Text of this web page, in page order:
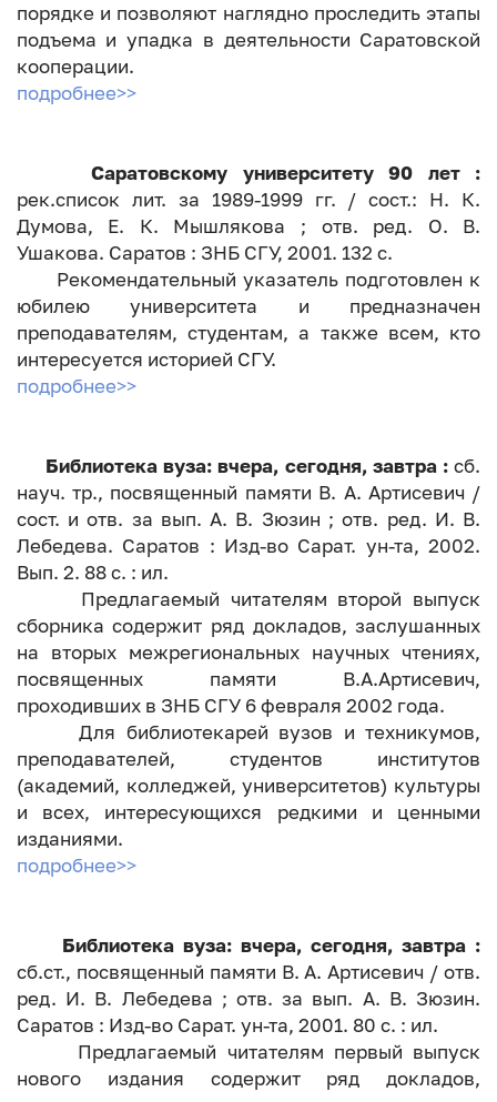
порядке и позволяют наглядно проследить этапы
подъема и упадка в деятельности Саратовской
кооперации.
подробнее>>
Саратовскому университету 90 лет :
рек.список лит. за 1989-1999 гг. / сост.: Н. К.
Думова, Е. К. Мышлякова ; отв. ред. О. В.
Ушакова. Саратов : ЗНБ СГУ, 2001. 132 с.
Рекомендательный указатель подготовлен к
юбилею университета и предназначен
преподавателям, студентам, а также всем, кто
интересуется историей СГУ.
подробнее>>
Библиотека вуза: вчера, сегодня, завтра :сб.
науч. тр., посвященный памяти В. А. Артисевич /
сост. и отв. за вып. А. В. Зюзин ; отв. ред. И. В.
Лебедева. Саратов : Изд-во Сарат. ун-та, 2002.
Вып. 2. 88 с. : ил.
Предлагаемый читателям второй выпуск
сборника содержит ряд докладов, заслушанных
на вторых межрегиональных научных чтениях,
посвященных памяти В.А.Артисевич,
проходивших в ЗНБ СГУ 6 февраля 2002 года.
Для библиотекарей вузов и техникумов,
преподавателей, студентов институтов
(академий, колледжей, университетов) культуры
и всех, интересующихся редкими и ценными
изданиями.
подробнее>>
Библиотека вуза: вчера, сегодня, завтра :
сб.ст., посвященный памяти В. А. Артисевич / отв.
ред. И. В. Лебедева ; отв. за вып. А. В. Зюзин.
Саратов : Изд-во Сарат. ун-та, 2001. 80 с. : ил.
Предлагаемый читателям первый выпуск
нового издания содержит ряд докладов,